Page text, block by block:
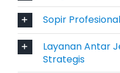
5.
Harian,
Kunci
Sopir
Layanan Antar
Strategis